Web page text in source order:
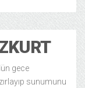
gece
sunumunu